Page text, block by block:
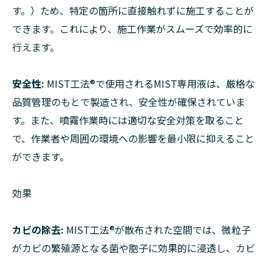
す。）ため、特定の箇所に直接触れずに施工することが
できます。これにより、施工作業がスムーズで効率的に
行えます。
安全性: MIST工法®︎で使用されるMIST専用液は、厳格な
品質管理のもとで製造され、安全性が確保されていま
す。また、噴霧作業時には適切な安全対策を取ること
で、作業者や周囲の環境への影響を最小限に抑えること
ができます。
効果
カビの除去: MIST工法®︎が散布された空間では、微粒子
がカビの繁殖源となる菌や胞子に効果的に浸透し、カビ